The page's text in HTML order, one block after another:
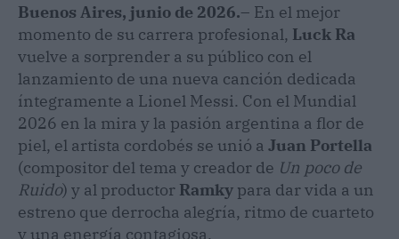
Buenos Aires, junio de 2026.– En el mejor
momento de su carrera profesional, Luck Ra
vuelve a sorprender a su público con el
lanzamiento de una nueva canción dedicada
íntegramente a Lionel Messi. Con el Mundial
2026 en la mira y la pasión argentina a flor de
piel, el artista cordobés se unió a Juan Portella
(compositor del tema y creador de Un poco de
Ruido) y al productor Ramky para dar vida a un
estreno que derrocha alegría, ritmo de cuarteto
y una energía contagiosa.